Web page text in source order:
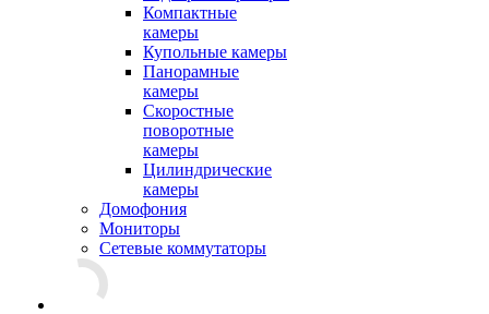
Компактные
камеры
Купольные камеры
Панорамные
камеры
Скоростные
поворотные
камеры
Цилиндрические
камеры
Домофония
Мониторы
Сетевые коммутаторы